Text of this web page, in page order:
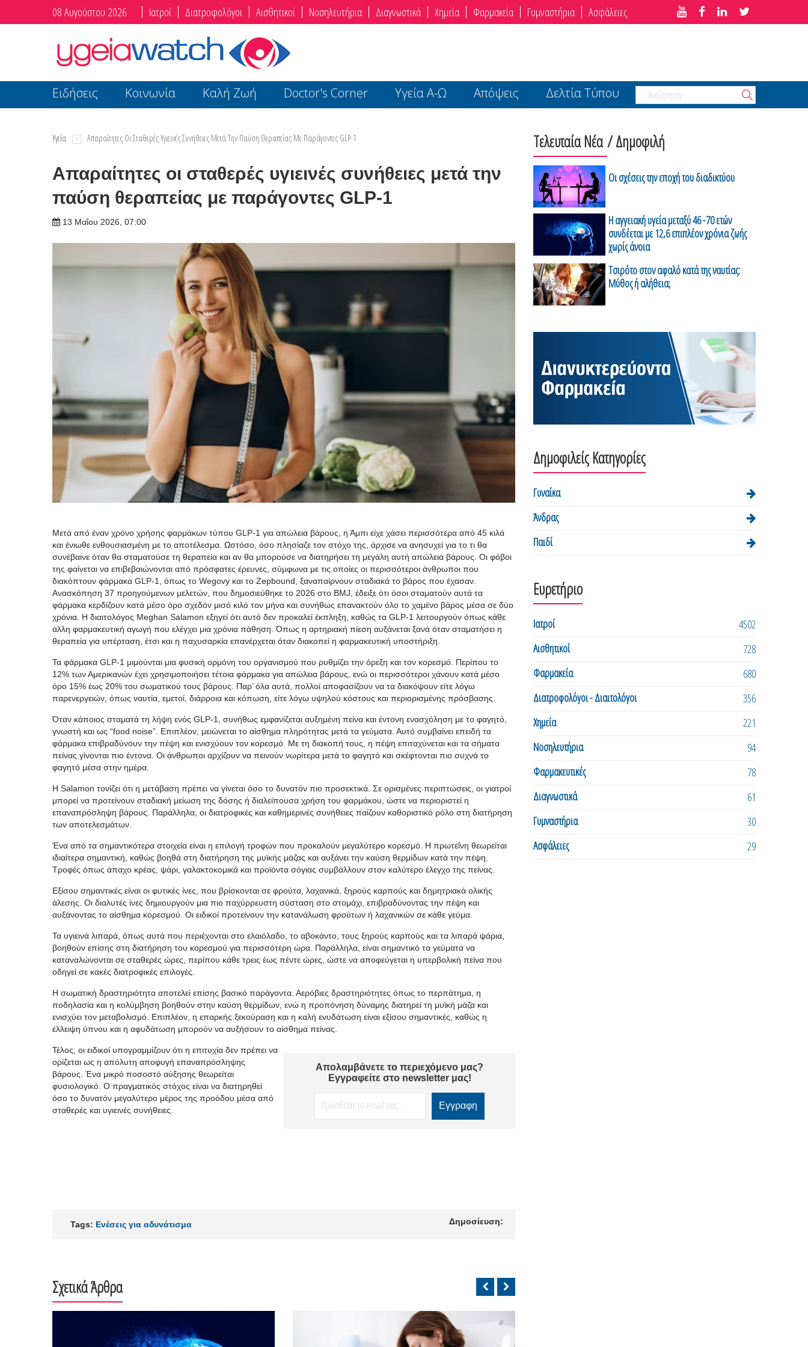
08 Αυγούστου 2026 Ιατροί Διατροφολόγοι Αισθητικοί Νοσηλευτήρια Διαγνωστικά Χημεία Φαρμακεία Γυμναστήρια Ασφάλειες
Ειδήσεις Κοινωνία Καλή Ζωή Doctor's Corner Υγεία Α-Ω Απόψεις Δελτία Τύπου
Υγεία Απαραίτητες Οι Σταθερές Υγιεινές Συνήθειες Μετά Την Παύση Θεραπείας Με Παράγοντες GLP-1
Απαραίτητες οι σταθερές υγιεινές συνήθειες μετά την
παύση θεραπείας με παράγοντες GLP-1
13 Μαΐου 2026, 07:00
Μετά από έναν χρόνο χρήσης φαρμάκων τύπου GLP-1 για απώλεια βάρους, η Άμπι είχε χάσει περισσότερα από 45 κιλά
και ένιωθε ενθουσιασμένη με το αποτέλεσμα. Ωστόσο, όσο πλησίαζε τον στόχο της, άρχισε να ανησυχεί για το τι θα
συνέβαινε όταν θα σταματούσε τη θεραπεία και αν θα μπορούσε να διατηρήσει τη μεγάλη αυτή απώλεια βάρους. Οι φόβοι
της φαίνεται να επιβεβαιώνονται από πρόσφατες έρευνες, σύμφωνα με τις οποίες οι περισσότεροι άνθρωποι που
διακόπτουν φάρμακα GLP-1, όπως το Wegovy και το Zepbound, ξαναπαίρνουν σταδιακά το βάρος που έχασαν.
Ανασκόπηση 37 προηγούμενων μελετών, που δημοσιεύθηκε το 2026 στο BMJ, έδειξε ότι όσοι σταματούν αυτά τα
φάρμακα κερδίζουν κατά μέσο όρο σχεδόν μισό κιλό τον μήνα και συνήθως επανακτούν όλο το χαμένο βάρος μέσα σε δύο
χρόνια. Η διαιτολόγος Meghan Salamon εξηγεί ότι αυτό δεν προκαλεί έκπληξη, καθώς τα GLP-1 λειτουργούν όπως κάθε
άλλη φαρμακευτική αγωγή που ελέγχει μια χρόνια πάθηση. Όπως η αρτηριακή πίεση αυξάνεται ξανά όταν σταματήσει η
θεραπεία για υπέρταση, έτσι και η παχυσαρκία επανέρχεται όταν διακοπεί η φαρμακευτική υποστήριξη.
Τα φάρμακα GLP-1 μιμούνται μια φυσική ορμόνη του οργανισμού που ρυθμίζει την όρεξη και τον κορεσμό. Περίπου το
12% των Αμερικανών έχει χρησιμοποιήσει τέτοια φάρμακα για απώλεια βάρους, ενώ οι περισσότεροι χάνουν κατά μέσο
όρο 15% έως 20% του σωματικού τους βάρους. Παρ’ όλα αυτά, πολλοί αποφασίζουν να τα διακόψουν είτε λόγω
παρενεργειών, όπως ναυτία, εμετοί, διάρροια και κόπωση, είτε λόγω υψηλού κόστους και περιορισμένης πρόσβασης.
Όταν κάποιος σταματά τη λήψη ενός GLP-1, συνήθως εμφανίζεται αυξημένη πείνα και έντονη ενασχόληση με το φαγητό,
γνωστή και ως “food noise”. Επιπλέον, μειώνεται το αίσθημα πληρότητας μετά τα γεύματα. Αυτό συμβαίνει επειδή τα
φάρμακα επιβραδύνουν την πέψη και ενισχύουν τον κορεσμό. Με τη διακοπή τους, η πέψη επιταχύνεται και τα σήματα
πείνας γίνονται πιο έντονα. Οι άνθρωποι αρχίζουν να πεινούν νωρίτερα μετά το φαγητό και σκέφτονται πιο συχνά το
φαγητό μέσα στην ημέρα.
Η Salamon τονίζει ότι η μετάβαση πρέπει να γίνεται όσο το δυνατόν πιο προσεκτικά. Σε ορισμένες περιπτώσεις, οι γιατροί
μπορεί να προτείνουν σταδιακή μείωση της δόσης ή διαλείπουσα χρήση του φαρμάκου, ώστε να περιοριστεί η
επαναπρόσληψη βάρους. Παράλληλα, οι διατροφικές και καθημερινές συνήθειες παίζουν καθοριστικό ρόλο στη διατήρηση
των αποτελεσμάτων.
Ένα από τα σημαντικότερα στοιχεία είναι η επιλογή τροφών που προκαλούν μεγαλύτερο κορεσμό. Η πρωτεΐνη θεωρείται
ιδιαίτερα σημαντική, καθώς βοηθά στη διατήρηση της μυϊκής μάζας και αυξάνει την καύση θερμίδων κατά την πέψη.
Τροφές όπως άπαχο κρέας, ψάρι, γαλακτοκομικά και προϊόντα σόγιας συμβάλλουν στον καλύτερο έλεγχο της πείνας.
Εξίσου σημαντικές είναι οι φυτικές ίνες, που βρίσκονται σε φρούτα, λαχανικά, ξηρούς καρπούς και δημητριακά ολικής
άλεσης. Οι διαλυτές ίνες δημιουργούν μια πιο παχύρρευστη σύσταση στο στομάχι, επιβραδύνοντας την πέψη και
αυξάνοντας το αίσθημα κορεσμού. Οι ειδικοί προτείνουν την κατανάλωση φρούτων ή λαχανικών σε κάθε γεύμα.
Τα υγιεινά λιπαρά, όπως αυτά που περιέχονται στο ελαιόλαδο, το αβοκάντο, τους ξηρούς καρπούς και τα λιπαρά ψάρια,
βοηθούν επίσης στη διατήρηση του κορεσμού για περισσότερη ώρα. Παράλληλα, είναι σημαντικό τα γεύματα να
καταναλώνονται σε σταθερές ώρες, περίπου κάθε τρεις έως πέντε ώρες, ώστε να αποφεύγεται η υπερβολική πείνα που
οδηγεί σε κακές διατροφικές επιλογές.
Η σωματική δραστηριότητα αποτελεί επίσης βασικό παράγοντα. Αερόβιες δραστηριότητες όπως το περπάτημα, η
ποδηλασία και η κολύμβηση βοηθούν στην καύση θερμίδων, ενώ η προπόνηση δύναμης διατηρεί τη μυϊκή μάζα και
ενισχύει τον μεταβολισμό. Επιπλέον, η επαρκής ξεκούραση και η καλή ενυδάτωση είναι εξίσου σημαντικές, καθώς η
έλλειψη ύπνου και η αφυδάτωση μπορούν να αυξήσουν το αίσθημα πείνας.
Απολαμβάνετε το περιεχόμενο μας?
Εγγραφείτε στο newsletter μας!
Τέλος, οι ειδικοί υπογραμμίζουν ότι η επιτυχία δεν πρέπει να
ορίζεται ως η απόλυτη αποφυγή επαναπρόσληψης
βάρους. Ένα μικρό ποσοστό αύξησης θεωρείται
φυσιολογικό. Ο πραγματικός στόχος είναι να διατηρηθεί
όσο το δυνατόν μεγαλύτερο μέρος της προόδου μέσα από
σταθερές και υγιεινές συνήθειες.
Tags: Ενέσεις για αδυνάτισμα Δημοσίευση:
Σχετικά Άρθρα
Τελευταία Νέα / Δημοφιλή
Οι σχέσεις την εποχή του διαδικτύου
H αγγειακή υγεία μεταξύ 46 -70 ετών
συνδέεται με 12,6 επιπλέον χρόνια ζωής
χωρίς άνοια
Τσιρότο στον αφαλό κατά της ναυτίας:
Μύθος ή αλήθεια;
Δημοφιλείς Κατηγορίες
Γυναίκα
Άνδρας
Παιδί
Ευρετήριο
Ιατροί
4502
Αισθητικοί
728
Φαρμακεία
680
Διατροφολόγοι - Διαιτολόγοι
356
Χημεία
221
Νοσηλευτήρια
94
Φαρμακευτικές
78
Διαγνωστικά
61
Γυμναστήρια
30
Ασφάλειες
29